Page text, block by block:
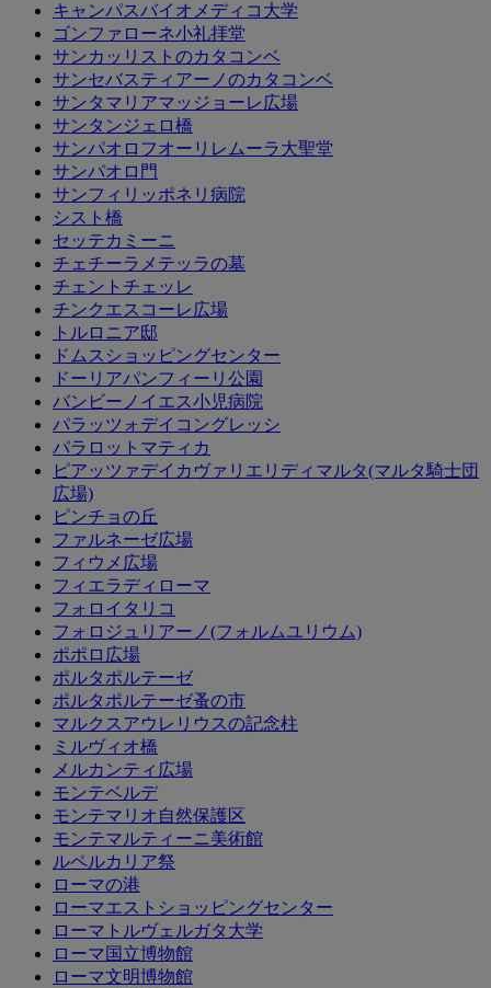
キャンパスバイオメディコ大学
ゴンファローネ小礼拝堂
サンカッリストのカタコンベ
サンセバスティアーノのカタコンベ
サンタマリアマッジョーレ広場
サンタンジェロ橋
サンパオロフオーリレムーラ大聖堂
サンパオロ門
サンフィリッポネリ病院
シスト橋
セッテカミーニ
チェチーラメテッラの墓
チェントチェッレ
チンクエスコーレ広場
トルロニア邸
ドムスショッピングセンター
ドーリアパンフィーリ公園
バンビーノイエス小児病院
パラッツォデイコングレッシ
パラロットマティカ
ピアッツァデイカヴァリエリディマルタ(マルタ騎士団
広場)
ピンチョの丘
ファルネーゼ広場
フィウメ広場
フィエラディローマ
フォロイタリコ
フォロジュリアーノ(フォルムユリウム)
ポポロ広場
ポルタポルテーゼ
ポルタポルテーゼ蚤の市
マルクスアウレリウスの記念柱
ミルヴィオ橋
メルカンティ広場
モンテベルデ
モンテマリオ自然保護区
モンテマルティーニ美術館
ルペルカリア祭
ローマの港
ローマエストショッピングセンター
ローマトルヴェルガタ大学
ローマ国立博物館
ローマ文明博物館